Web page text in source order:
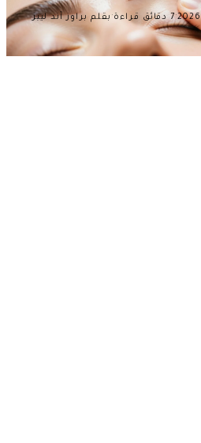
·7 دقائق قراءة · بقلم براوز آند ليبز